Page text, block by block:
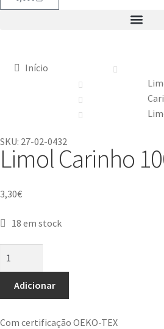
Início
SKU: 27-02-0432
Limol Carinho
3,30€
18 em stock
Adicionar
Com certificação OEKO-TEX